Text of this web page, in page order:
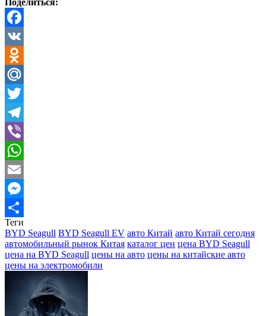
Facebook
VK
Odnoklassniki
Mail.Ru
Twitter
Telegram
Viber
WhatsApp
Email
Messenger
Отправить
Теги
BYD Seagull BYD Seagull EV авто Китай авто Китай сегодня
автомобильный рынок Китая каталог цен цена BYD Seagull
цена на BYD Seagull цены на авто цены на китайские авто
цены на электромобили